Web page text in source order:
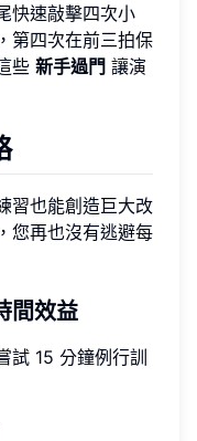
快速敲擊四次小
第四次在前三拍保
些 新手過門 讓演
習也能創造巨大改
您再也沒有逃避每
間效益
試 15 分鐘例行訓